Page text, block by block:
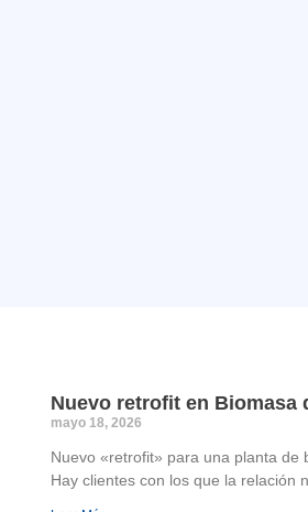
Nuevo retrofit en Biomasa
mayo 18, 2026
Nuevo «retrofit» para una planta de
Hay clientes con los que la relación